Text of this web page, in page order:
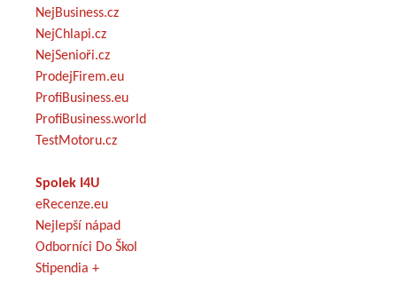
NejBusiness.cz
NejChlapi.cz
NejSenioři.cz
ProdejFirem.eu
ProfiBusiness.eu
ProfiBusiness.world
TestMotoru.cz
Spolek I4U
eRecenze.eu
Nejlepší nápad
Odborníci Do Škol
Stipendia +